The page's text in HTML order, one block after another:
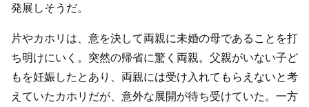
発展しそうだ。
片やカホリは、意を決して両親に未婚の母であることを打
ち明けにいく。突然の帰省に驚く両親。父親がいない子ど
もを妊娠したとあり、両親には受け入れてもらえないと考
えていたカホリだが、意外な展開が待ち受けていた。一方